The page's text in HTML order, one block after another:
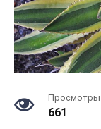
Просмотры
661